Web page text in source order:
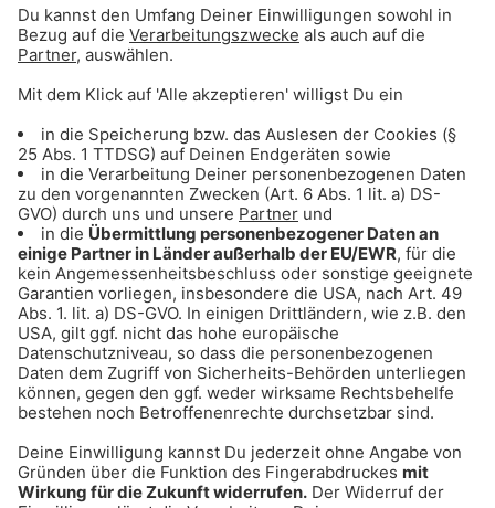
Gong 96.3 PartyGong
Dance, House und Club-Classics zum Abtanzen
und Party feiern